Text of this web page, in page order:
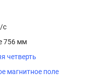
с
756 мм
четверть
магнитное поле